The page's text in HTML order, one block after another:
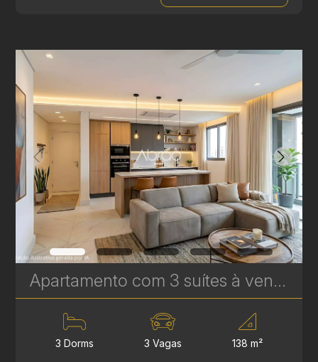
Apartamento com 3 suítes à venda no Vitra Água Verde - 138 m² - 3 Vagas - Alto Padrão | Ref. 1706
3 Dorms 3 Vagas 138 m²